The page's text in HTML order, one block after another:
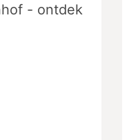
- ontdek